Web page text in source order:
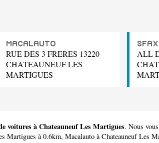
MACALAUTO
RUE DES 3 FRERES 13220
CHATEAUNEUF LES
MARTIGUES
ALL
voitures à Chateauneuf Les Martigues. Nous
Martigues à 0.6km, Macalauto à Chateauneuf Les